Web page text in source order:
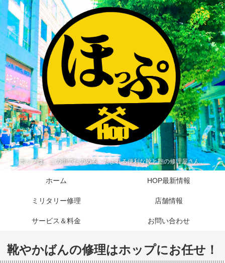
ホップは、この街でたのめる・たよれる便利な靴と鞄の修理屋さん。
ホーム HOP最新情報
ミリタリー修理 店舗情報
サービス＆料金 お問い合わせ
靴やかばんの修理はホップにお任せ！